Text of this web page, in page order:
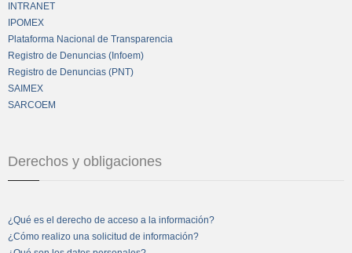
INTRANET
IPOMEX
Plataforma Nacional de Transparencia
Registro de Denuncias (Infoem)
Registro de Denuncias (PNT)
SAIMEX
SARCOEM
Derechos y obligaciones
¿Qué es el derecho de acceso a la información?
¿Cómo realizo una solicitud de información?